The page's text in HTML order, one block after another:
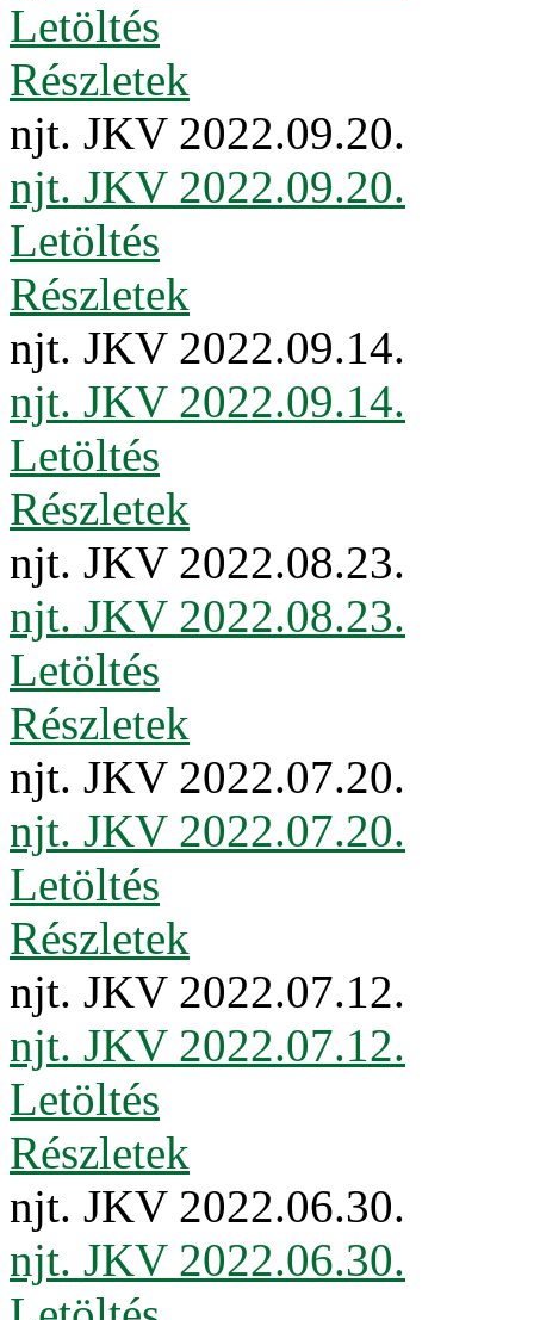
Letöltés
Részletek
njt. JKV 2022.09.20.
njt. JKV 2022.09.20.
Letöltés
Részletek
njt. JKV 2022.09.14.
njt. JKV 2022.09.14.
Letöltés
Részletek
njt. JKV 2022.08.23.
njt. JKV 2022.08.23.
Letöltés
Részletek
njt. JKV 2022.07.20.
njt. JKV 2022.07.20.
Letöltés
Részletek
njt. JKV 2022.07.12.
njt. JKV 2022.07.12.
Letöltés
Részletek
njt. JKV 2022.06.30.
njt. JKV 2022.06.30.